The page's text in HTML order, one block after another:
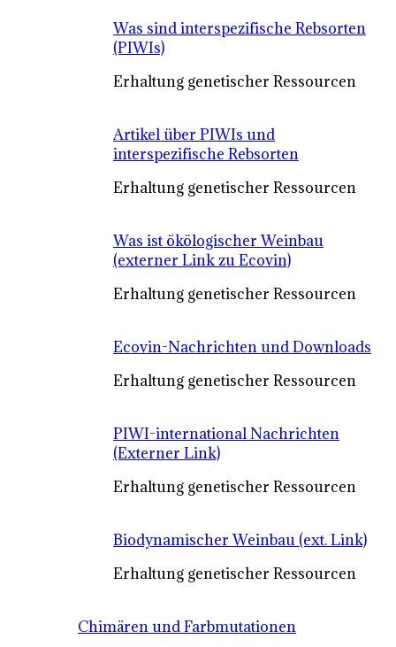
Was sind interspezifische Rebsorten
(PIWIs)
Erhaltung genetischer Ressourcen
Artikel über PIWIs und
interspezifische Rebsorten
Erhaltung genetischer Ressourcen
Was ist ökölogischer Weinbau
(externer Link zu Ecovin)
Erhaltung genetischer Ressourcen
Ecovin-Nachrichten und Downloads
Erhaltung genetischer Ressourcen
PIWI-international Nachrichten
(Externer Link)
Erhaltung genetischer Ressourcen
Biodynamischer Weinbau (ext. Link)
Erhaltung genetischer Ressourcen
Chimären und Farbmutationen